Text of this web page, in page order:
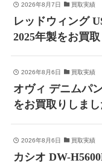
2026年8月7日 買取実績
レッドウィング
2025年製をお買取
2026年8月6日 買取実績
オヴィ デニムパ
をお買取りしまし
2026年8月6日 買取実績
カシオ DW-